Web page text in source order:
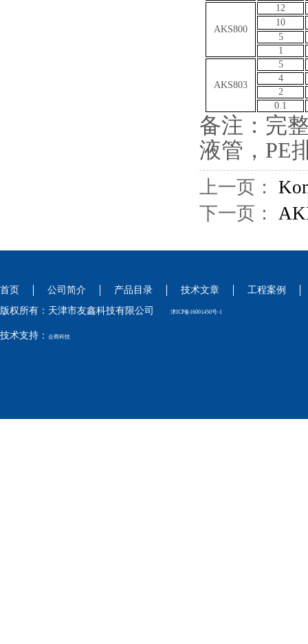
AKS800
12
10
5
1
AKS803
5
4
2
0.1
备注：完
液管，PE
上一页：
下一页：
首页 公司简介 产品目录 技术文章
工程案例
版权所有：天津市友鑫科技有限公司
津ICP备16001450号-1
技术支持： 企商科技